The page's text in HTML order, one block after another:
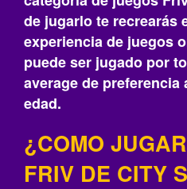
de jugarlo te recrearás‎
experiencia de juegos
puede ser jugado por
average de preferencia
edad.
¿COMO
FRIV DE CITY